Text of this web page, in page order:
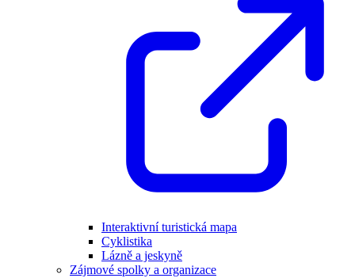
Interaktivní turistická mapa
Cyklistika
Lázně a jeskyně
Zájmové spolky a organizace